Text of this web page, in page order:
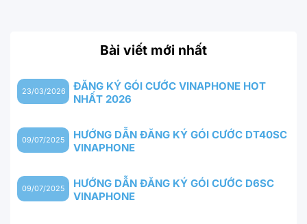
Bài viết mới nhất
ĐĂNG KÝ GÓI CƯỚC VINAPHONE HOT
NHẤT 2026
23/03/2026
HƯỚNG DẪN ĐĂNG KÝ GÓI CƯỚC DT40SC
VINAPHONE
09/07/2025
HƯỚNG DẪN ĐĂNG KÝ GÓI CƯỚC D6SC
VINAPHONE
09/07/2025